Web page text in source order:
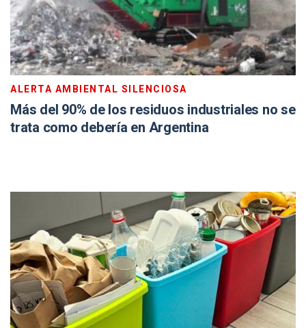
ALERTA AMBIENTAL SILENCIOSA
Más del 90% de los residuos industriales no se
trata como debería en Argentina